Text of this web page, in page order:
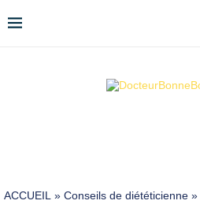
ACCUEIL » Conseils de diététicienne »